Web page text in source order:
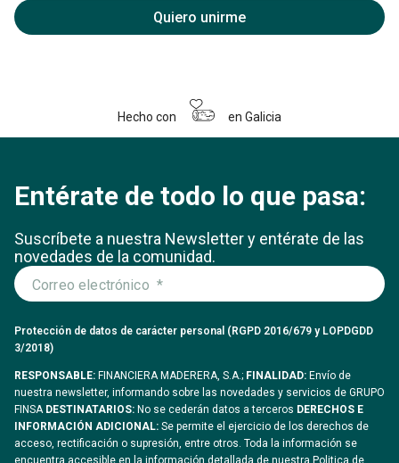
Quiero unirme
Hecho con en Galicia
Entérate de todo lo que pasa:
Suscríbete a nuestra Newsletter y entérate de las
novedades de la comunidad.
Protección de datos de carácter personal (RGPD 2016/679 y LOPDGDD
3/2018)
RESPONSABLE: FINANCIERA MADERERA, S.A.; FINALIDAD: Envío de
nuestra newsletter, informando sobre las novedades y servicios de GRUPO
FINSADESTINATARIOS: No se cederán datos a terceros DERECHOS E
INFORMACIÓN ADICIONAL: Se permite el ejercicio de los derechos de
acceso, rectificación o supresión, entre otros. Toda la información se
encuentra accesible en la información detallada de nuestra Politica de